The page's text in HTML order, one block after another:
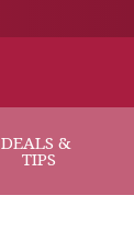
DEALS &
TIPS